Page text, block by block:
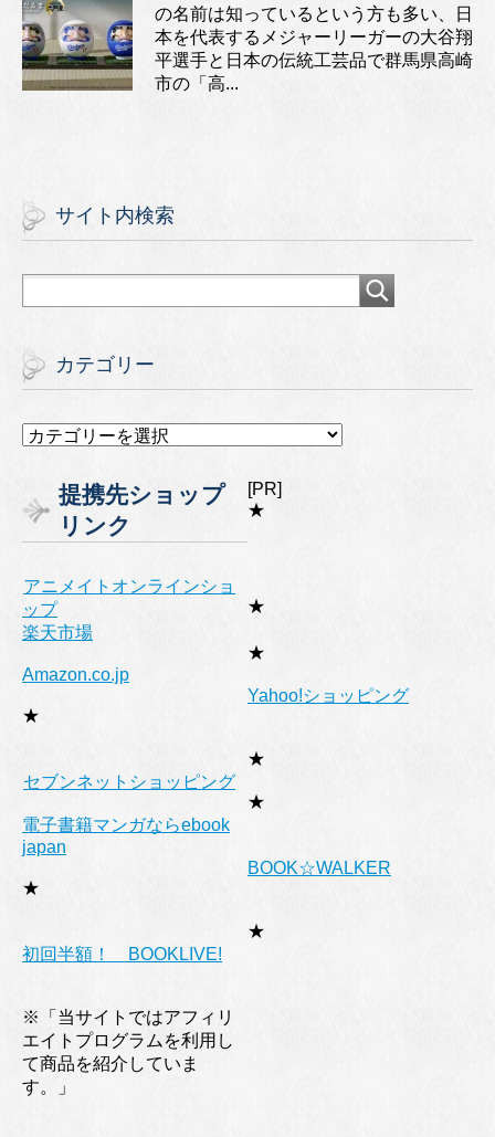
の名前は知っているという方も多い、日
本を代表するメジャーリーガーの大谷翔
平選手と日本の伝統工芸品で群馬県高崎
市の「高...
サイト内検索
カテゴリー
カ
リ
ー
提携先ショップ
リンク
[PR]
★
アニメイトオンラインショ
ップ
★
楽天市場
★
Amazon.co.jp
★
Yahoo!ショッピング
★
セブンネットショッピング
★
電子書籍マンガならebook
japan
★
BOOK☆WALKER
★
初回半額！ BOOKLIVE!
※「当サイトではアフィリ
エイトプログラムを利用し
て商品を紹介していま
す。」